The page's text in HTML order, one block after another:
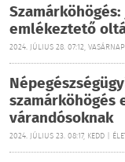
emlékeztető
2024. JÚLIUS 28. 07:12,
várandósoknak
2024. JÚLIUS 23. 08:17, KEDD |